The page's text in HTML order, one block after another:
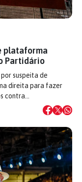
plataforma
Partidário
suspeita de
direita para fazer
contra…